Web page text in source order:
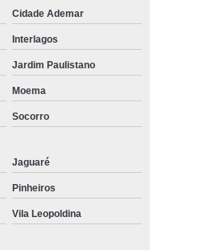
Cidade Ademar
Interlagos
Jardim Paulistano
Moema
Socorro
Jaguaré
Pinheiros
Vila Leopoldina